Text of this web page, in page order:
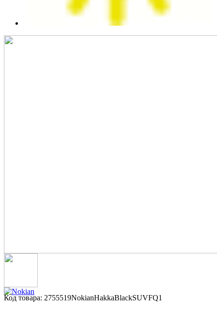
Код товара: 2755519NokianHakkaBlackSUVFQ1